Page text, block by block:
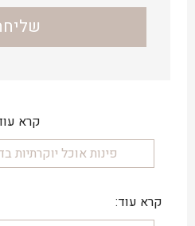
קרא
פינות אוכל
קרא עוד: